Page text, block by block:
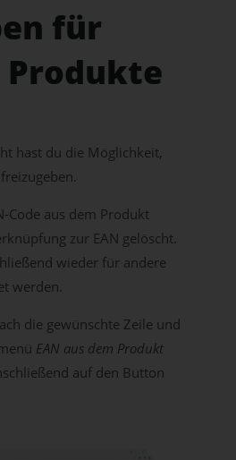
für
Produkte
hast du die Möglichkeit,
Code aus dem Produkt
zur EAN gelöscht.
wieder für andere
werden.
die gewünschte Zeile und
EAN aus dem Produkt
auf den Button